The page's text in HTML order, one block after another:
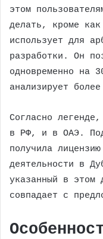
этом
делать, кроме
использует для
разработки. Он
одновременно на
анализирует
Согласно
в РФ, и в ОАЭ.
получила
деятельности в
указанный в этом
совпадает с